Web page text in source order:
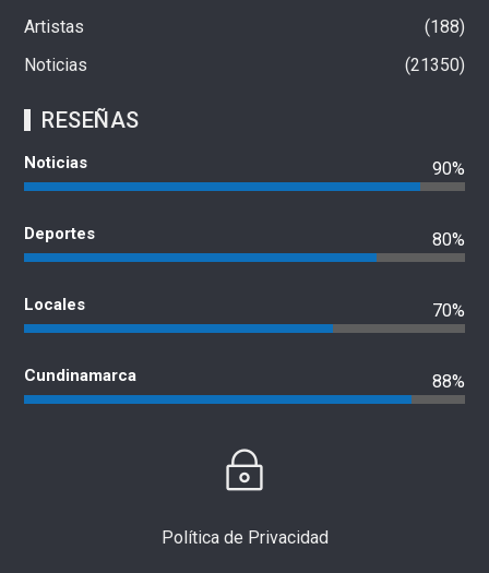
Artistas
188
Noticias
21350
RESEÑAS
Noticias 90%
Deportes 80%
Locales 70%
Cundinamarca 88%
Política de Privacidad